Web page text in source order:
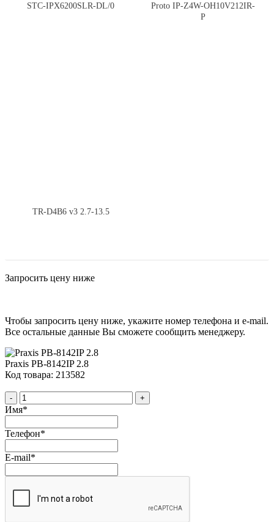
STC-IPX6200SLR-DL/0
Proto IP-Z4W-OH10V212IR-
P
TR-D4B6 v3 2.7-13.5
Запросить цену ниже
Чтобы запросить цену ниже, укажите номер телефона и e-mail.
Все остальные данные Вы сможете сообщить менеджеру.
Praxis PB-8142IP 2.8
Код товара: 213582
- +
Имя*
Телефон*
E-mail*